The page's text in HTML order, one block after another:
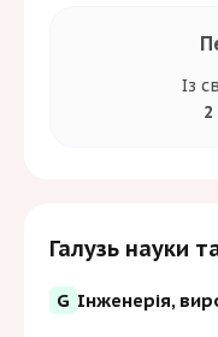
Галузь науки
G Інженерія,
Із
2